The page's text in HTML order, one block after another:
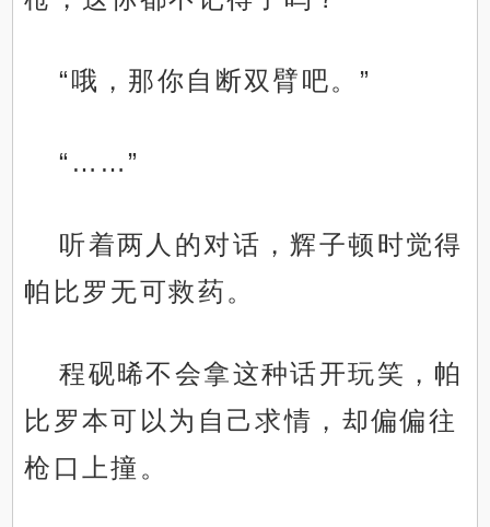
“哦，那你自断双臂吧。”
“……”
听着两人的对话，辉子顿时觉得
帕比罗无可救药。
程砚晞不会拿这种话开玩笑，帕
比罗本可以为自己求情，却偏偏往
枪口上撞。